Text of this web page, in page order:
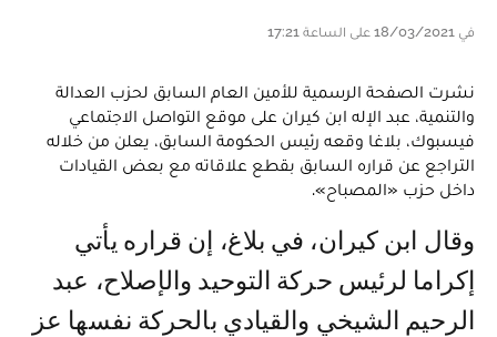
في 18/03/2021 على الساعة 17:21
نشرت الصفحة الرسمية للأمين العام السابق لحزب العدالة
والتنمية، عبد الإله ابن كيران على موقع التواصل الاجتماعي
فيسبوك، بلاغا وقعه رئيس الحكومة السابق، يعلن من خلاله
التراجع عن قراره السابق بقطع علاقاته مع بعض القيادات
داخل حزب «المصباح».
وقال ابن كيران، في بلاغ، إن قراره يأتي
إكراما لرئيس حركة التوحيد والإصلاح، عبد
الرحيم الشيخي والقيادي بالحركة نفسها عز